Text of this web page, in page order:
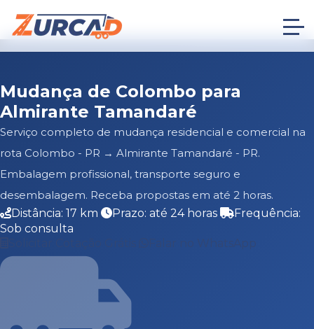
Mudança de Colombo para
Almirante Tamandaré
Serviço completo de mudança residencial e comercial na
rota Colombo - PR → Almirante Tamandaré - PR.
Embalagem profissional, transporte seguro e
desembalagem. Receba propostas em até 2 horas.
Distância: 17 km
Prazo: até 24 horas
Frequência:
Sob consulta
Falar no WhatsApp